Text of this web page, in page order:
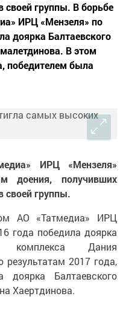
группы. В борьбе
ИРЦ «Мензеля» по
доярка Балтаевского
В этом
победителем была
ИРЦ «Мензеля»
доения, получивших
своей группы.
АО «Татмедиа» ИРЦ
года победила доярка
комплекса Дания
2017 года,
доярка Балтаевского
Хаертдинова.